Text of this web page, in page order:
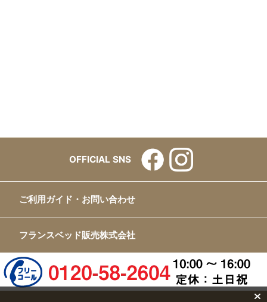
OFFICIAL SNS
ご利用ガイド・お問い合わせ
フランスベッド販売株式会社